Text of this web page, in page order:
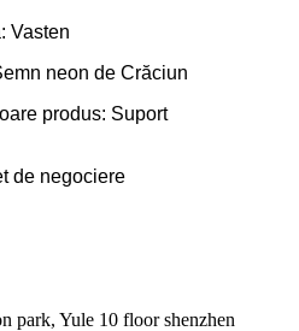
Vasten
neon de Crăciun
produs: Suport
de negociere
park, Yule 10 floor shenzhen